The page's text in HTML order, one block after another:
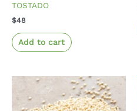
TOSTADO
$48
Add to cart